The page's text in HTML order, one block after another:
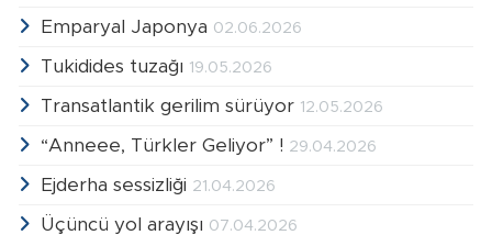
Emparyal Japonya 02.06.2026
Tukidides tuzağı 19.05.2026
Transatlantik gerilim sürüyor 12.05.2026
“Anneee, Türkler Geliyor” ! 29.04.2026
Ejderha sessizliği 21.04.2026
Üçüncü yol arayışı 07.04.2026